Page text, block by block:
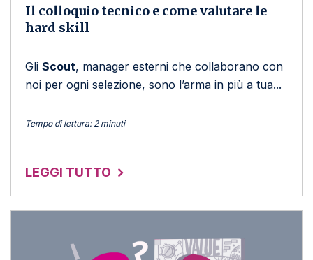
Il colloquio tecnico e come valutare le
hard skill
Gli Scout, manager esterni che collaborano con
noi per ogni selezione, sono l’arma in più a tua...
Tempo di lettura: 2 minuti
LEGGI TUTTO